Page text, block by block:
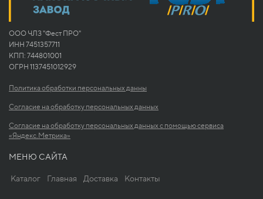
ООО ЧЛЗ "Фест ПРО"
ИНН 7451357711
КПП: 744801001
ОГРН 1137451012929
Политика обработки персональных данны
Согласие на обработку персональных данных
Согласие на обработку персональных данных с помощью сервиса
«Яндекс.Метрика»
МЕНЮ САЙТА
Каталог Главная Доставка Контакты